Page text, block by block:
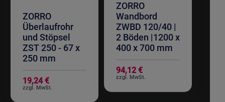
ZORRO
Überlaufrohr
und Stöpsel
ZST 250 - 67 x
250 mm
19,24 €
ZORRO
Wandbord
ZWBD 120/40 |
2 Böden |1200 x
400 x 700 mm
94,12 €